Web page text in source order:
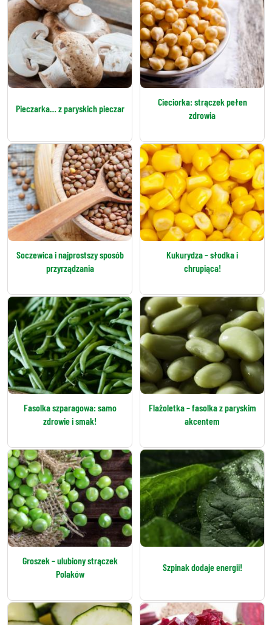
Pieczarka… z paryskich pieczar
Cieciorka: strączek pełen
zdrowia
Soczewica i najprostszy sposób
przyrządzania
Kukurydza – słodka i
chrupiąca!
Fasolka szparagowa: samo
zdrowie i smak!
Flażoletka – fasolka z paryskim
akcentem
Groszek – ulubiony strączek
Polaków
Szpinak dodaje energii!